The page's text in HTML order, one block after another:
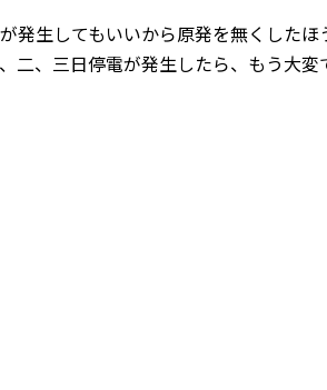
発生してもいいから原発を無くしたほ
二、三日停電が発生したら、もう大変